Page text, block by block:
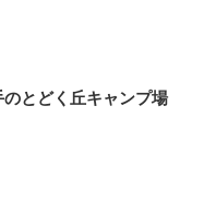
のとどく丘キャンプ場